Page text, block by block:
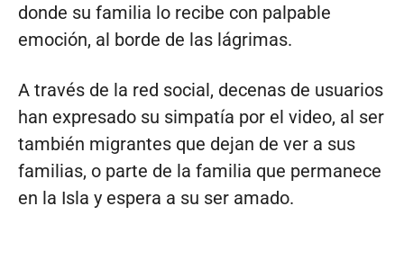
donde su familia lo recibe con palpable
emoción, al borde de las lágrimas.
A través de la red social, decenas de usuarios
han expresado su simpatía por el video, al ser
también migrantes que dejan de ver a sus
familias, o parte de la familia que permanece
en la Isla y espera a su ser amado.